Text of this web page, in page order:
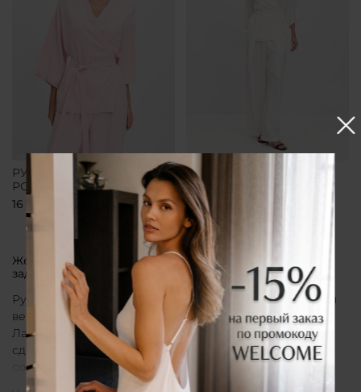
РУБАШКА-КИМОНО
РОЗОВАЯ
16 700 ₽
РУБАШКА-КИМОНО
БЕЛАЯ
16 700 ₽
Женская рубашка кимоно от бренда CLÓ, которая
задает тон всему образу
Рубашка кимоно CLÓ рассматривается как утонченная
вещь, воплощающая эстетику мягкой женственности.
Лаконичный крой, деликатные материалы и
сдержанная палитра создают образ, в котором
сочетаются особая нежность белья и элегантная
непринужденность кимоно. Такая рубашка не